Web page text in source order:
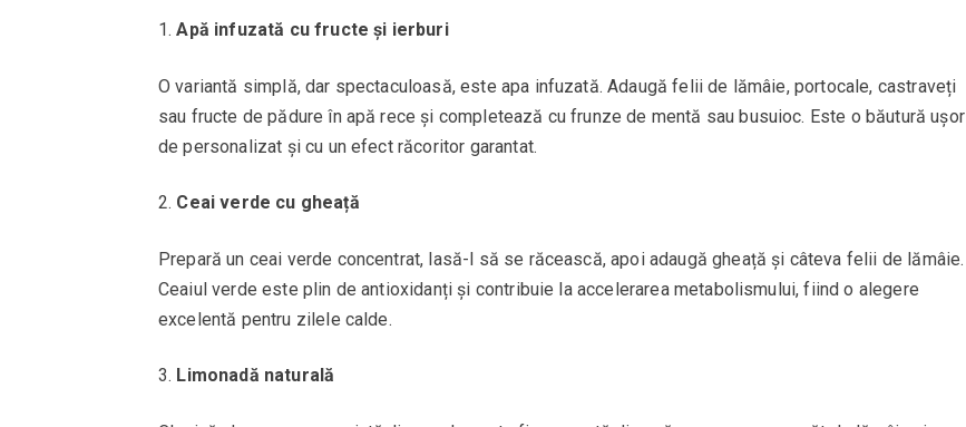
Apă infuzată cu fructe și ierburi
O variantă simplă, dar spectaculoasă, este apa infuzată. Adaugă felii de lămâie, portocale, castraveți
sau fructe de pădure în apă rece și completează cu frunze de mentă sau busuioc. Este o băutură ușor
de personalizat și cu un efect răcoritor garantat.
Ceai verde cu gheață
Prepară un ceai verde concentrat, lasă-l să se răcească, apoi adaugă gheață și câteva felii de lămâie.
Ceaiul verde este plin de antioxidanți și contribuie la accelerarea metabolismului, fiind o alegere
excelentă pentru zilele calde.
Limonadă naturală